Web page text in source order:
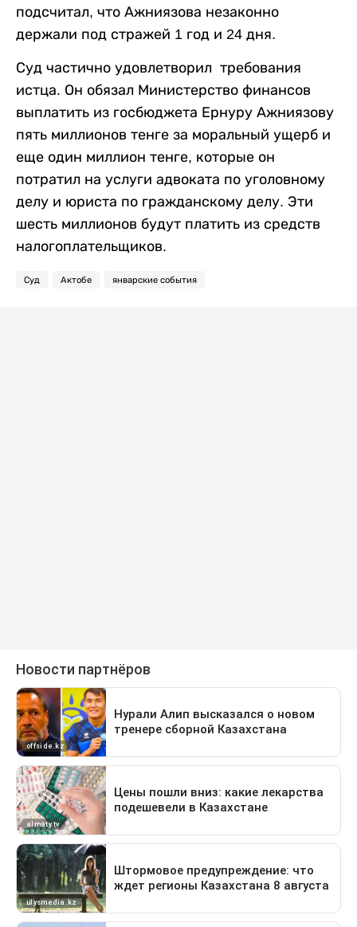
подсчитал, что Ажниязова незаконно
держали под стражей 1 год и 24 дня.
Суд частично удовлетворил требования
истца. Он обязал Министерство финансов
выплатить из госбюджета Ернуру Ажниязову
пять миллионов тенге за моральный ущерб и
еще один миллион тенге, которые он
потратил на услуги адвоката по уголовному
делу и юриста по гражданскому делу. Эти
шесть миллионов будут платить из средств
налогоплательщиков.
Суд Актобе январские события